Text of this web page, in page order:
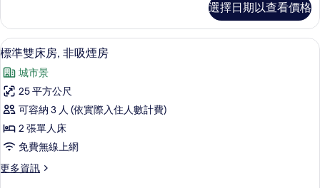
房
的
所
有
相
片
單
人
房,
吸
煙
房
的
詳
情
選擇日期以查看價格
顯
示
標
準
雙
床
非
6
標準雙床房, 非吸煙房
城市景
25 平方公尺
可容納 3 人 (依實際入住人數計費)
2 張單人床
免費無線上網
更多資訊
更